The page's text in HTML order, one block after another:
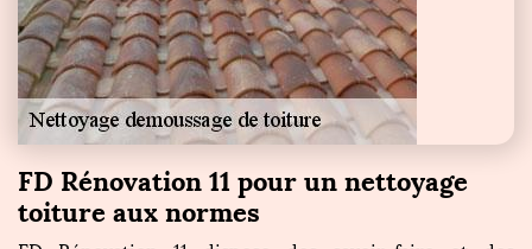
FD Rénovation 11 pour un nettoyage
toiture aux normes